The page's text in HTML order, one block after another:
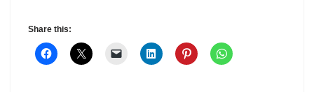
Share this: